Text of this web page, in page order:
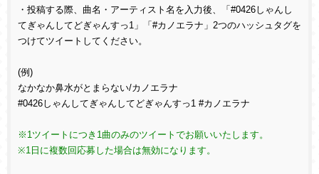
・投稿する際、曲名・アーティスト名を入力後、「#0426しゃんし
てぎゃんしてどぎゃんすっ1」「#カノエラナ」2つのハッシュタグを
つけてツイートしてください。
(例)
なかなか鼻水がとまらない/カノエラナ
#0426しゃんしてぎゃんしてどぎゃんすっ1 #カノエラナ
※1ツイートにつき1曲のみのツイートでお願いいたします。
※1日に複数回応募した場合は無効になります。